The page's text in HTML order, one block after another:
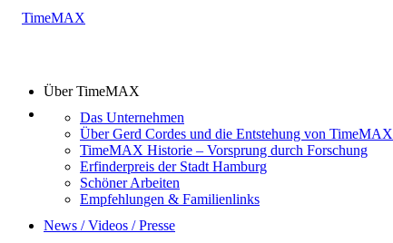
Über TimeMAX
Das Unternehmen
Über Gerd Cordes und die Entstehung von TimeMAX
TimeMAX Historie – Vorsprung durch Forschung
Erfinderpreis der Stadt Hamburg
Schöner Arbeiten
Empfehlungen & Familienlinks
News / Videos / Presse